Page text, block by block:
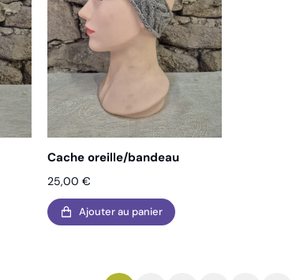
Cache oreille/bandeau
25,00 €
Ajouter au panier